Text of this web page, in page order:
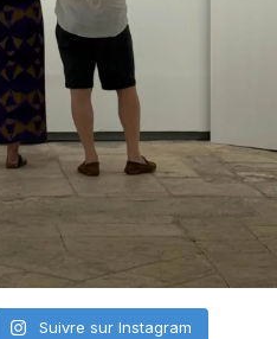
Suivre sur Instagram